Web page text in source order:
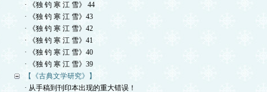
· 《独 钓 寒 江 雪》 44
· 《独 钓 寒 江 雪》43
· 《独 钓 寒 江 雪》42
· 《独 钓 寒 江 雪》41
· 《独 钓 寒 江 雪》40
· 《独 钓 寒 江 雪》39
【《古典文学研究》】
· 从手稿到刊印本出现的重大错误！